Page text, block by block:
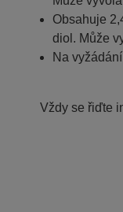
Obsahuje
diol. Může
Na
Vždy se řiďte